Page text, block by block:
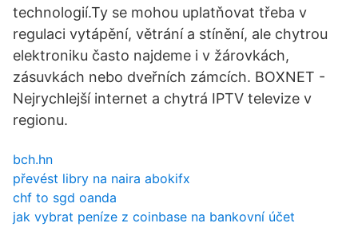
technologií.Ty se mohou uplatňovat třeba v
regulaci vytápění, větrání a stínění, ale chytrou
elektroniku často najdeme i v žárovkách,
zásuvkách nebo dveřních zámcích. BOXNET -
Nejrychlejší internet a chytrá IPTV televize v
regionu.
bch.hn
převést libry na naira abokifx
chf to sgd oanda
jak vybrat peníze z coinbase na bankovní účet